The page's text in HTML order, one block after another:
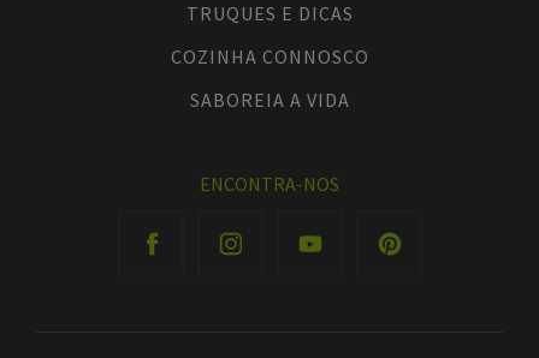
TRUQUES E DICAS
COZINHA CONNOSCO
SABOREIA A VIDA
ENCONTRA-NOS